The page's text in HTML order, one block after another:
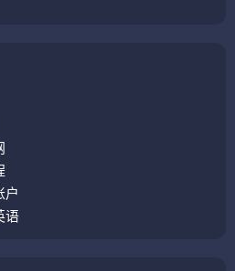
户
语